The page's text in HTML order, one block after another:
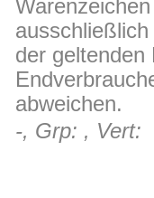
der geltenden
abweichen.
-, Grp: , Vert: